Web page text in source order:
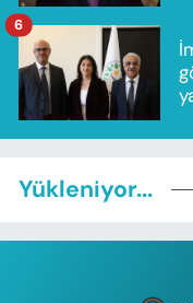
6
Yükleniyor...